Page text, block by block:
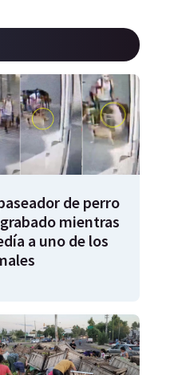
de perro
mientras
a uno de los